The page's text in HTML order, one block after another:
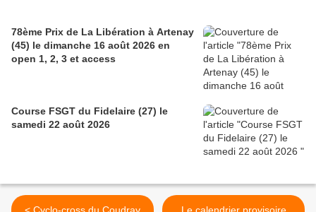
78ème Prix de La Libération à Artenay
(45) le dimanche 16 août 2026 en
open 1, 2, 3 et access
Course FSGT du Fidelaire (27) le
samedi 22 août 2026